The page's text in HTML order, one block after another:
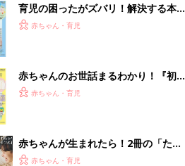
育児の困ったがズバリ！解決する本
『ひよこクラブ 夏号』 4カ月～2才
赤ちゃん・育児
赤ちゃんのお世話まるわかり！『初め
てのひよこクラブ 夏号』〈巻頭大特
赤ちゃん・育児
赤ちゃんが生まれたら！2冊の「たま
ひよ」
赤ちゃん・育児